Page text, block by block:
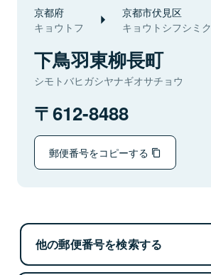
京都府
キョウトフ
京都市伏見区
キョウトシフシミク
下鳥羽東柳長町
シモトバヒガシヤナギオサチョウ
612-8488
郵便番号をコピーする
他の郵便番号を検索する